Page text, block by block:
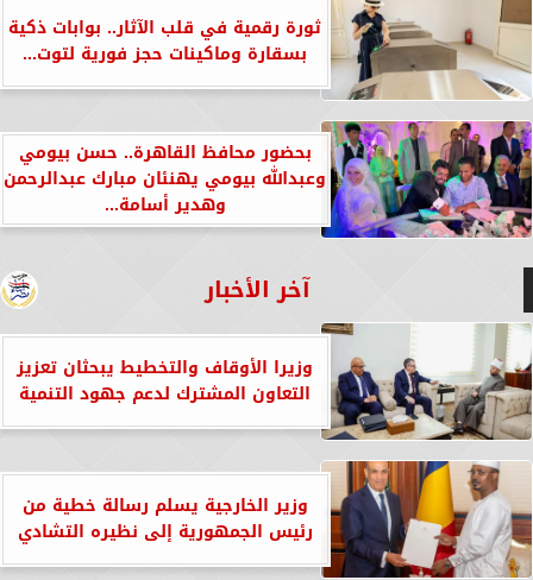
ثورة رقمية في قلب الآثار.. بوابات ذكية
بسقارة وماكينات حجز فورية لتوت...
بحضور محافظ القاهرة.. حسن بيومي
وعبدالله بيومي يهنئان مبارك عبدالرحمن
وهدير أسامة...
آخر الأخبار
وزيرا الأوقاف والتخطيط يبحثان تعزيز
التعاون المشترك لدعم جهود التنمية
وزير الخارجية يسلم رسالة خطية من
رئيس الجمهورية إلى نظيره التشادي